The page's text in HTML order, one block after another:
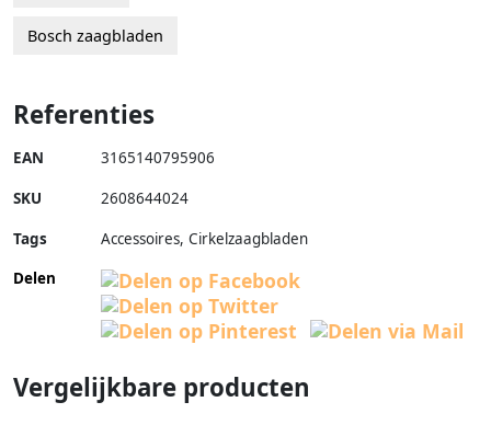
Bosch zaagbladen
Referenties
EAN 3165140795906
SKU 2608644024
Tags
Accessoires, Cirkelzaagbladen
Delen
Vergelijkbare producten